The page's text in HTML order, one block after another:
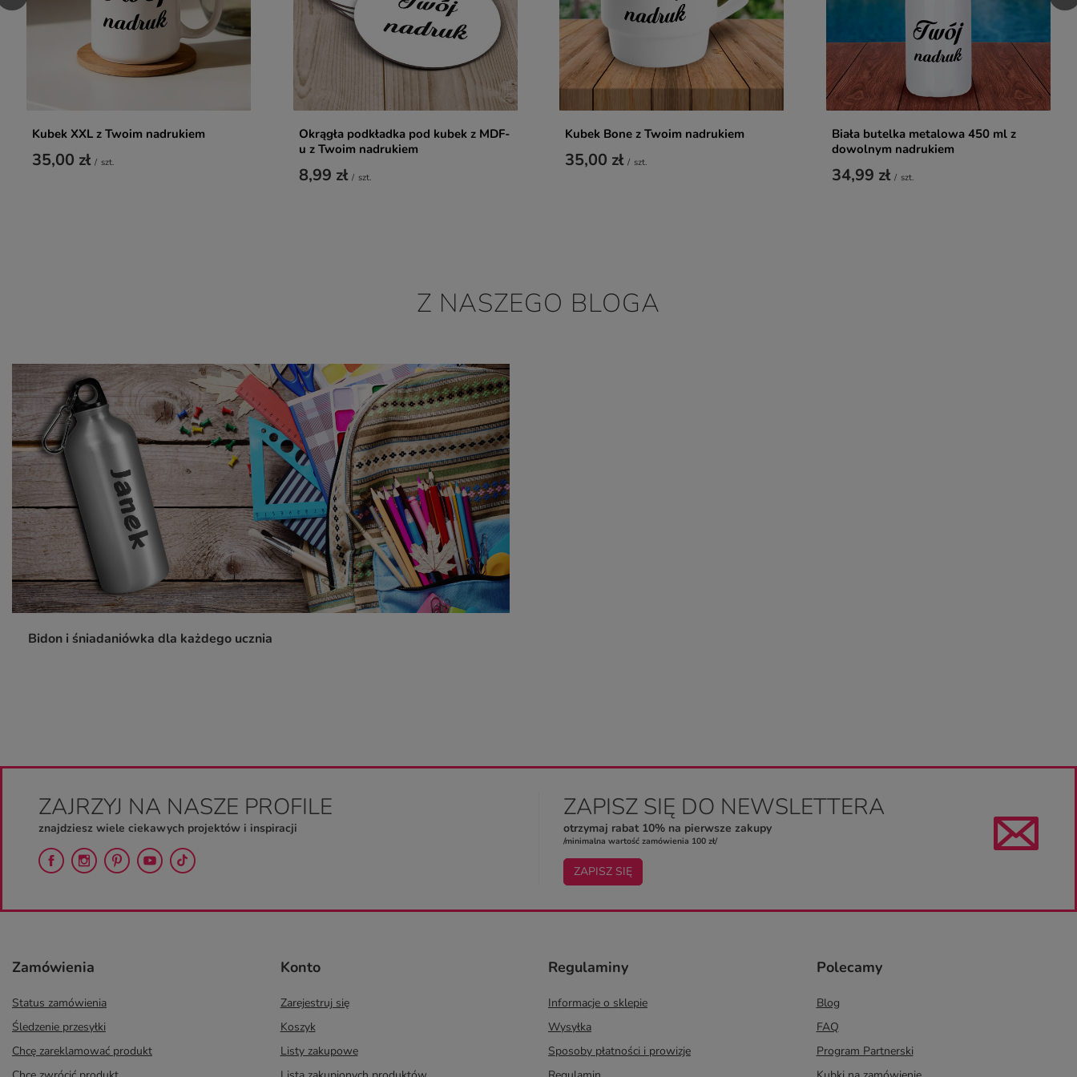
Kubek XXL z Twoim nadrukiem
35,00 zł / szt.
Okrągła podkładka pod kubek z MDF-
u z Twoim nadrukiem
8,99 zł / szt.
Kubek Bone z Twoim nadrukiem
35,00 zł / szt.
Biała butelka metalowa 450 ml z
dowolnym nadrukiem
34,99 zł / szt.
Z NASZEGO BLOGA
Bidon i śniadaniówka dla każdego ucznia
ZAJRZYJ NA NASZE PROFILE
znajdziesz wiele ciekawych projektów i inspiracji
ZAPISZ SIĘ DO NEWSLETTERA
otrzymaj rabat 10% na pierwsze zakupy
/minimalna wartość zamówienia 100 zł/
ZAPISZ SIĘ
Zamówienia
Status zamówienia
Śledzenie przesyłki
Chcę zareklamować produkt
Konto
Zarejestruj się
Koszyk
Listy zakupowe
Regulaminy
Informacje o sklepie
Wysyłka
Sposoby płatności i prowizje
Polecamy
Blog
FAQ
Program Partnerski